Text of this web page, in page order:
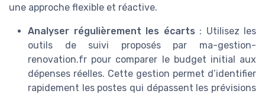
une approche flexible et réactive.
Analyser régulièrement les écarts : Utilisez les
outils de suivi proposés par ma-gestion-
renovation.fr pour comparer le budget initial aux
dépenses réelles. Cette gestion permet d’identifier
rapidement les postes qui dépassent les prévisions